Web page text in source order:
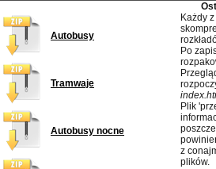
Autobusy
Tramwaje
Autobusy nocne
Każdy
Po
Plik
z
plików.